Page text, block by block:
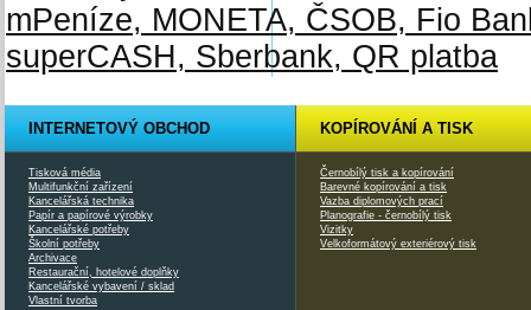
INTERNETOVÝ OBCHOD
Tisková média
Multifunkční zařízení
Kancelářská technika
Papír a papírové výrobky
Kancelářské potřeby
Školní potřeby
Archivace
Restaurační, hotelové doplňky
Kancelářské vybavení / sklad
Vlastní tvorba
KOPÍROVÁNÍ A TISK
Černobílý tisk a kopírování
Barevné kopírování a tisk
Vazba diplomových prací
Planografie - černobílý tisk
Vizitky
Velkoformátový exteriérový tisk